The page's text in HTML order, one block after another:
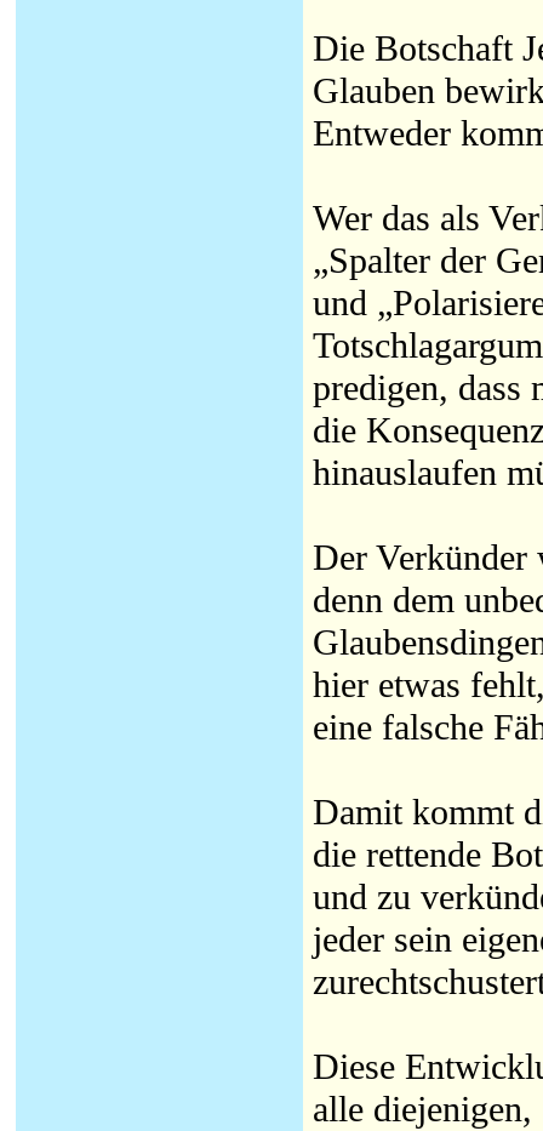
Die Botschaft
Glauben
Entweder
Wer das als
„Spalter der
und
predigen, dass
die
hinauslaufen
Der Verkünder
denn dem
hier etwas
eine falsche
Damit kommt
die rettende
und zu
jeder sein
Diese
alle diejenigen,